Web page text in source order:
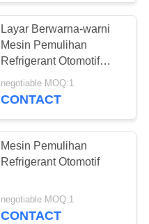
Layar Berwarna-warni
Mesin Pemulihan
Refrigerant Otomotif
X565 Kondisi Udara
Pembilasan
negotiable MOQ:1
CONTACT
Mesin Pemulihan
Refrigerant Otomotif
negotiable MOQ:1
CONTACT